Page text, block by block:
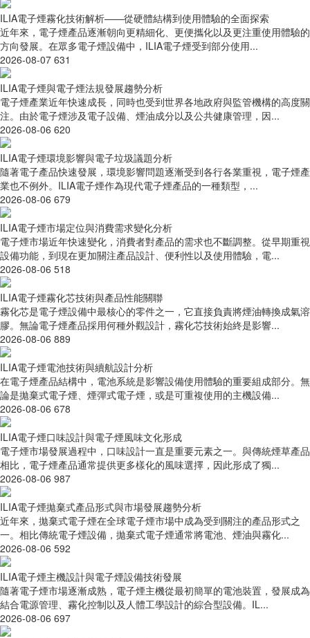
ILIA電子煙霧化技術解析——從硬體結構到使用體驗的全面探索
近年來，電子煙產品逐漸朝向更精細化、更便攜化以及更注重使用體驗的
方向發展。在眾多電子煙設備中，ILIA電子煙受到部分使用...
2026-08-07 631
ILIA電子煙與電子煙法規發展趨勢分析
電子煙產業近年快速成長，同時也受到世界各地政府與監管機構的高度關
注。由於電子煙涉及電子設備、煙油成分以及公共健康管理，因...
2026-08-06 620
ILIA電子煙環境影響與電子垃圾議題分析
隨著電子產品快速發展，環境影響問題逐漸受到各行各業重視，電子煙產
業也不例外。ILIA電子煙作為現代電子煙產品的一種類型，...
2026-08-06 679
ILIA電子煙市場定位與消費需求變化分析
電子煙市場近年快速變化，消費者對產品的需求也不斷調整。從早期重視
設備功能，到現在更加關注產品設計、便利性以及使用體驗，電...
2026-08-06 518
ILIA電子煙霧化芯技術與產品性能關聯
霧化芯是電子煙設備中最核心的零件之一，它直接負責將煙油轉換成氣溶
膠。無論電子煙產品採用何種外觀設計，霧化芯技術始終是影響...
2026-08-06 889
ILIA電子煙電池技術與續航設計分析
在電子煙產品結構中，電池系統是影響設備使用體驗的重要組成部分。無
論是拋棄式電子煙、煙彈式電子煙，或是可重複使用的主機設備...
2026-08-06 678
ILIA電子煙口味設計與電子煙風味文化形成
電子煙市場發展過程中，口味設計一直是重要元素之一。與傳統煙草產品
相比，電子煙產品通常提供更多樣化的風味選擇，因此形成了獨...
2026-08-06 987
ILIA電子煙拋棄式產品形式與市場發展趨勢分析
近年來，拋棄式電子煙在全球電子煙市場中成為受到關注的產品形式之
一。相比傳統電子煙設備，拋棄式電子煙通常將電池、煙油與霧化...
2026-08-06 592
ILIA電子煙主機設計與電子煙設備技術發展
隨著電子煙市場逐漸成熟，電子煙主機從最初簡單的電池裝置，發展成為
結合電源管理、霧化控制以及人體工學設計的綜合型設備。IL...
2026-08-06 697